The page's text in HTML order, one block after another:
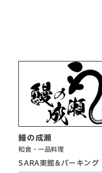
鰻の成瀬
和食・一品料理
SARA東館&パーキング